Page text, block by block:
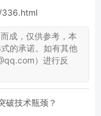
336.html
成，仅供参考，本
的承诺。如有其他
）进行反
破技术瓶颈？